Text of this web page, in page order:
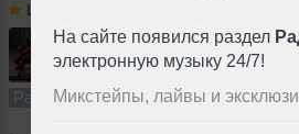
На сайте появился раздел
электронную музыку 24/7!
Микстейпы, лайвы и
Lykov / Лыков
64:52 609 раз 164
Радио-шоу В плейлист (в 2